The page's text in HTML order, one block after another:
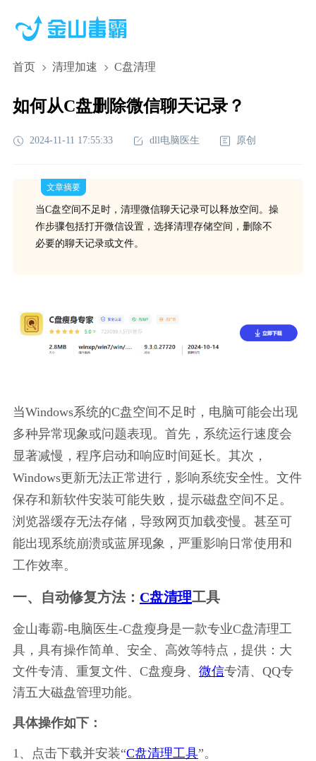
首页 清理加速 C盘清理
如何从C盘删除微信聊天记录？
2024-11-11 17:55:33 dll电脑医生 原创
文章摘要
当C盘空间不足时，清理微信聊天记录可以释放空间。操
作步骤包括打开微信设置，选择清理存储空间，删除不
必要的聊天记录或文件。
当Windows系统的C盘空间不足时，电脑可能会出现
多种异常现象或问题表现。首先，系统运行速度会
显著减慢，程序启动和响应时间延长。其次，
Windows更新无法正常进行，影响系统安全性。文件
保存和新软件安装可能失败，提示磁盘空间不足。
浏览器缓存无法存储，导致网页加载变慢。甚至可
能出现系统崩溃或蓝屏现象，严重影响日常使用和
工作效率。
一、自动修复方法： C盘清理工具
金山毒霸-电脑医生-C盘瘦身是一款专业C盘清理工
具，具有操作简单、安全、高效等特点，提供：大
文件专清、重复文件、C盘瘦身、 微信专清、QQ专
清五大磁盘管理功能。
具体操作如下：
1、点击下载并安装“C盘清理工具”。